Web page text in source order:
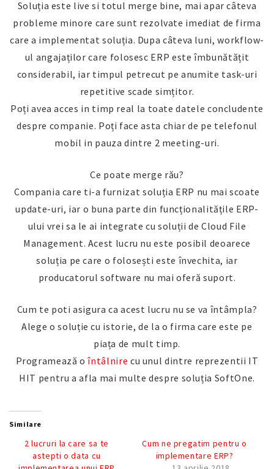
Soluția este live si totul merge bine, mai apar câteva
probleme minore care sunt rezolvate imediat de firma
care a implementat soluția. Dupa câteva luni, workflow-
ul angajaților care folosesc ERP este îmbunătățit
considerabil, iar timpul petrecut pe anumite task-uri
repetitive scade simțitor.
Poți avea acces in timp real la toate datele concludente
despre companie. Poți face asta chiar de pe telefonul
mobil in pauza dintre 2 meeting-uri.
Ce poate merge rău?
Compania care ti-a furnizat soluția ERP nu mai scoate
update-uri, iar o buna parte din funcționalitățile ERP-
ului vrei sa le ai integrate cu soluții de Cloud File
Management. Acest lucru nu este posibil deoarece
soluția pe care o folosești este învechita, iar
producatorul software nu mai oferă suport.
Cum te poti asigura ca acest lucru nu se va întâmpla?
Alege o soluție cu istorie, de la o firma care este pe
piața de mult timp.
Programează o întâlnire cu unul dintre reprezentii IT
HIT pentru a afla mai multe despre soluția SoftOne.
Similare
2 lucruri la care sa te
astepti o data cu
Cum ne pregatim pentru o
implementare ERP?